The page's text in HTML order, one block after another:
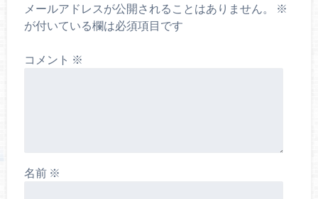
メールアドレスが公開されることはありません。
※
が付いている欄は必須項目です
コメント ※
名前 ※